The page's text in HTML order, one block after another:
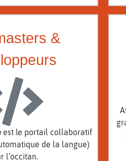
&
est le portail collaboratif
de la langue)
l’occitan.